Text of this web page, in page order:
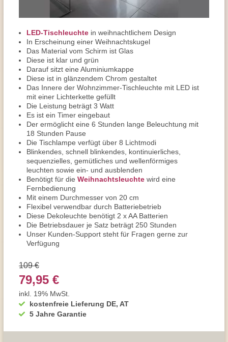
LED-Tischleuchte in weihnachtlichem Design
In Erscheinung einer Weihnachtskugel
Das Material vom Schirm ist Glas
Diese ist klar und grün
Darauf sitzt eine Aluminiumkappe
Diese ist in glänzendem Chrom gestaltet
Das Innere der Wohnzimmer-Tischleuchte mit LED ist
mit einer Lichterkette gefüllt
Die Leistung beträgt 3 Watt
Es ist ein Timer eingebaut
Der ermöglicht eine 6 Stunden lange Beleuchtung mit
18 Stunden Pause
Die Tischlampe verfügt über 8 Lichtmodi
Blinkendes, schnell blinkendes, kontinuierliches,
sequenzielles, gemütliches und wellenförmiges
leuchten sowie ein- und ausblenden
Benötigt für die Weihnachtsleuchte wird eine
Fernbedienung
Mit einem Durchmesser von 20 cm
Flexibel verwendbar durch Batteriebetrieb
Diese Dekoleuchte benötigt 2 x AA Batterien
Die Betriebsdauer je Satz beträgt 250 Stunden
Unser Kunden-Support steht für Fragen gerne zur
Verfügung
kostenfreie Lieferung DE, AT
5 Jahre Garantie
109 €
79,95 €
inkl. 19% MwSt.